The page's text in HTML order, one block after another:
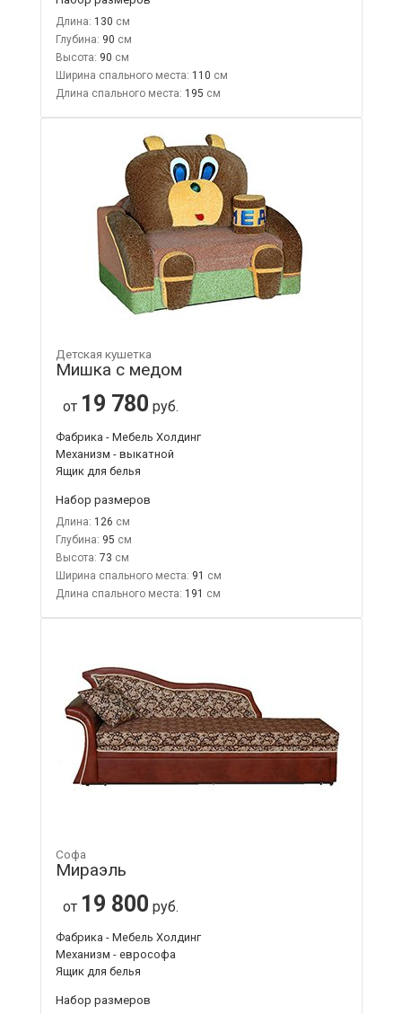
Длина: 130
Глубина: 90
Высота: 90
Ширина спального места: 110
Длина спального места: 195
Детская кушетка
Мишка с медом
от 19 780 руб.
Фабрика - Мебель Холдинг
Механизм - выкатной
Ящик для белья
Набор размеров
Длина: 126
Глубина: 95
Высота: 73
Ширина спального места: 91
Длина спального места: 191
Софа
Мираэль
от 19 800 руб.
Фабрика - Мебель Холдинг
Механизм - еврософа
Ящик для белья
Набор размеров